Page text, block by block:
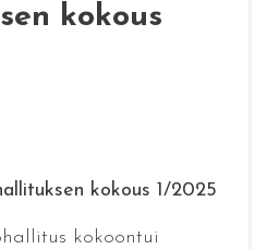
kokous
kokous 1/2025
kokoontui